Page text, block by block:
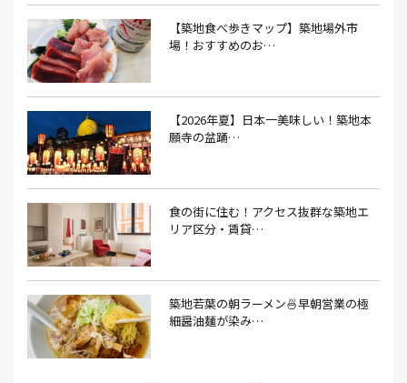
いくら(1） イタリアン(6） イタリアンバル(1）
イタリアンレストラン(1） イタリアン料理(4）
イチゴジャム(1） イベント(9）
イベント2026(1） いわし(1） ウェットティッシュ(1）
うなぎ(10） うなぎ屋(2）
うな重(2） うに(4） エコバッグ(1）
エコバッグ おしゃれ(1） エコバッグ 折りたたみ(1）
エビフライ(3） おかゆ(1）
おでん(4） おにぎり(4）
お刺身(1） お参り(1） お困りごと解決(1）
お土産(14） お土産屋(1）
【築地食べ歩きマップ】築地場外市
場！おすすめのお…
【2026年夏】日本一美味しい！築地本
願寺の盆踊…
食の街に住む！アクセス抜群な築地エ
リア区分・賃貸…
築地若葉の朝ラーメン🍜早朝営業の極
細醤油麺が染み…